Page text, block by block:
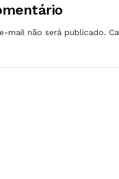
mail não será publicado.